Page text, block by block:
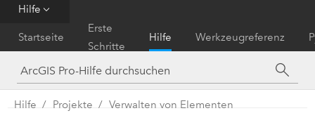
Hilfe
Startseite
Erste
Schritte
Hilfe Werkzeugreferenz
Hilfe Projekte Verwalten von Elementen